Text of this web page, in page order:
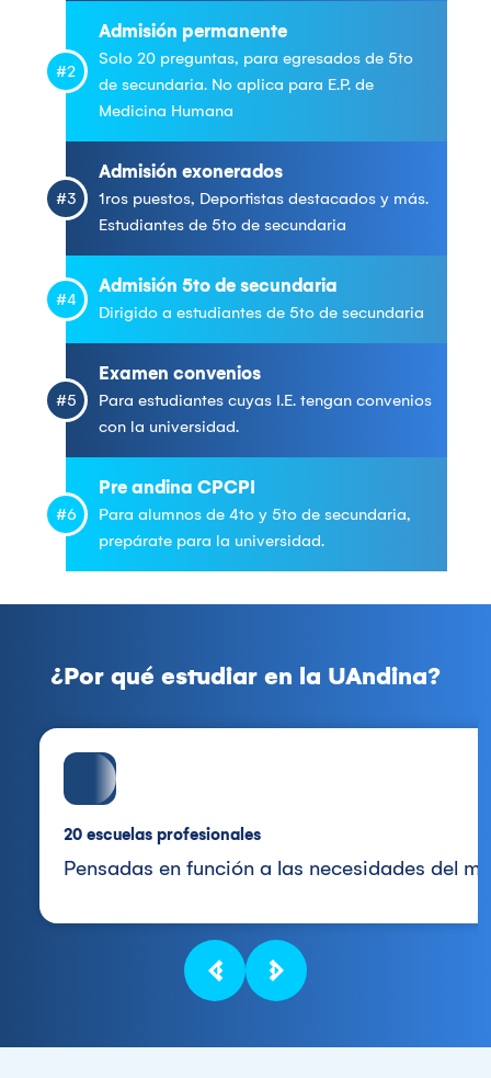
#2
Admisión permanente
Solo 20 preguntas, para egresados de 5to
de secundaria. No aplica para E.P. de
Medicina Humana
#3
Admisión exonerados
1ros puestos, Deportistas destacados y más.
Estudiantes de 5to de secundaria
#4
Admisión 5to de secundaria
Dirigido a estudiantes de 5to de secundaria
#5
Examen convenios
Para estudiantes cuyas I.E. tengan convenios
con la universidad.
#6
Pre andina CPCPI
Para alumnos de 4to y 5to de secundaria,
prepárate para la universidad.
¿Por qué estudiar en la UAndina?
20 escuelas profesionales
Pensadas en función a las necesidades del